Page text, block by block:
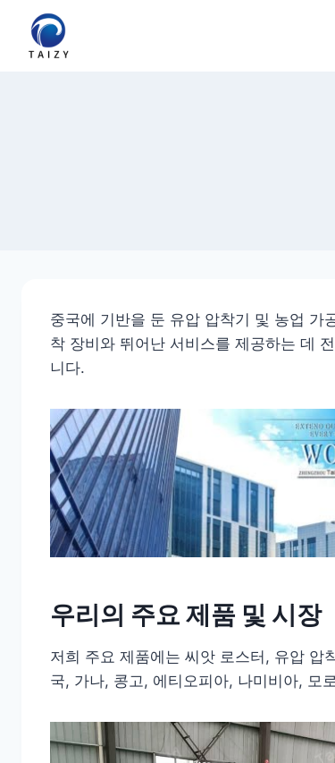
content
중국에 기반을 둔 유압 압착기 및 농업
착 장비와 뛰어난 서비스를 제공하는 데
니다.
우리의 주요 제품 및 시장
저희 주요 제품에는 씨앗 로스터, 유압 압
국, 가나, 콩고, 에티오피아, 나미비아, 모